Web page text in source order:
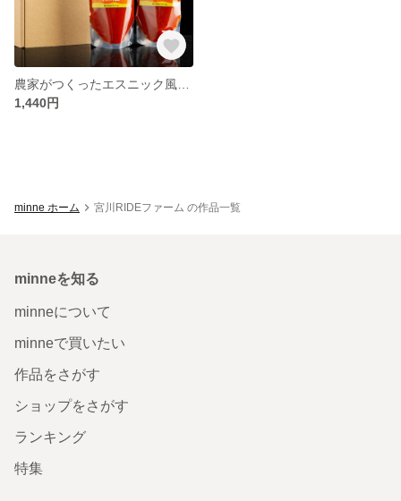
1,440円
minne ホーム 宮川RIDEファーム の作品一覧
minneを知る
minneについて
minneで買いたい
作品をさがす
ショップをさがす
ランキング
特集